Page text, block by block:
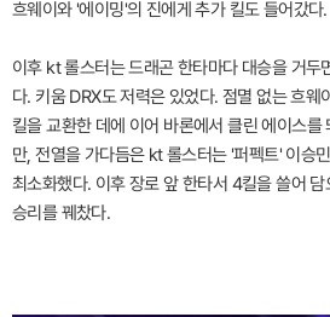
흐웨이와 '에이밍'의 진에게 추가 킬도 들어갔다.
이후 kt 롤스터는 드래곤 한타마다 대승을 거두
다. 키움 DRX도 저력은 있었다. 점멸 없는 흐
킬을 교환한 데에 이어 바론에서 클린 에이스를
만, 전열을 가다듬은 kt 롤스터는 '퍼펙트' 이승
최소화했다. 이후 장로 앞 한타서 4킬을 쓸어
승리를 꿰찼다.